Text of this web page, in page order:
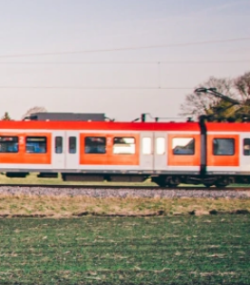
Kennt ihr alle Tipps zum